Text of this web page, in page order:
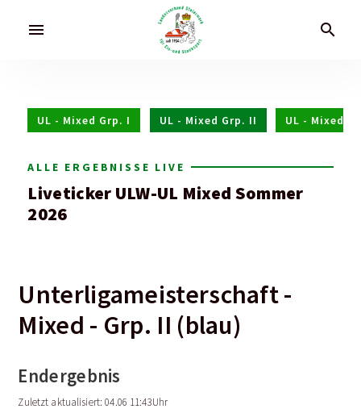
menu search
UL - Mixed Grp. I UL - Mixed Grp. II UL - Mixed
ALLE ERGEBNISSE LIVE
Liveticker ULW-UL Mixed Sommer
2026
Unterligameisterschaft -
Mixed - Grp. II (blau)
Endergebnis
Zuletzt aktualisiert: 04.06 11:43Uhr